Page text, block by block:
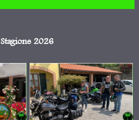
Stagione 2026